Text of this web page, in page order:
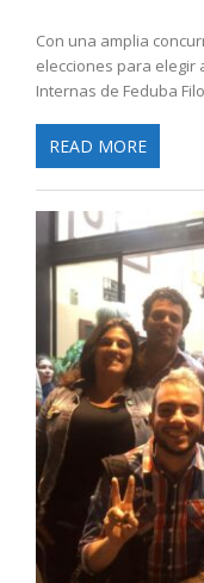
Con una amplia
elecciones para elegir
Internas de Feduba
READ MORE